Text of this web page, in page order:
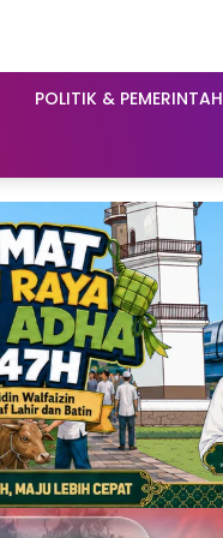
POLITIK & PEMERINTAH